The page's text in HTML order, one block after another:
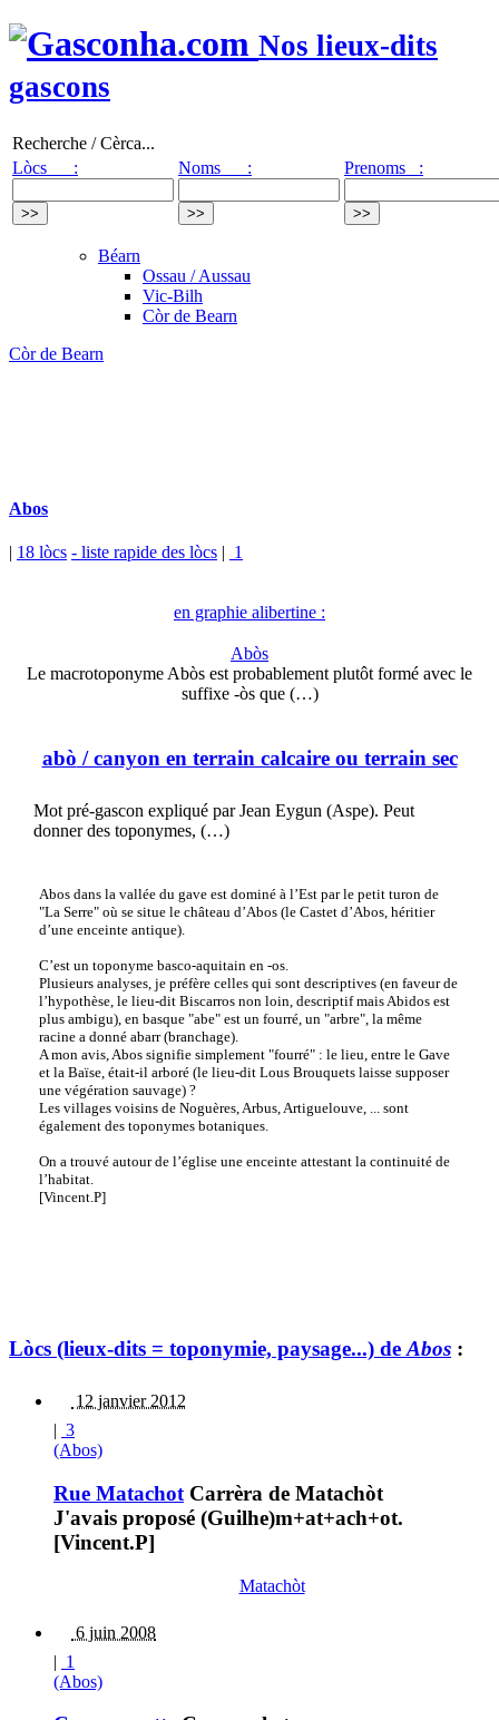
Nos lieux-dits
gascons
Recherche / Cèrca...
Lòcs :
Noms : Prenoms :
Béarn
Ossau / Aussau
Vic-Bilh
Còr de Bearn
Còr de Bearn
Abos
| 18 lòcs - liste rapide des lòcs | 1
en graphie alibertine :
Abòs
Le macrotoponyme Abòs est probablement plutôt formé avec le
suffixe -òs que (…)
abò / canyon en terrain calcaire ou terrain sec
Mot pré-gascon expliqué par Jean Eygun (Aspe). Peut
donner des toponymes, (…)
Abos dans la vallée du gave est dominé à l’Est par le petit turon de
"La Serre" où se situe le château d’Abos (le Castet d’Abos, héritier
d’une enceinte antique).
C’est un toponyme basco-aquitain en -os.
Plusieurs analyses, je préfère celles qui sont descriptives (en faveur de
l’hypothèse, le lieu-dit Biscarros non loin, descriptif mais Abidos est
plus ambigu), en basque "abe" est un fourré, un "arbre", la même
racine a donné abarr (branchage).
A mon avis, Abos signifie simplement "fourré" : le lieu, entre le Gave
et la Baïse, était-il arboré (le lieu-dit Lous Brouquets laisse supposer
une végération sauvage) ?
Les villages voisins de Noguères, Arbus, Artiguelouve, ... sont
également des toponymes botaniques.
On a trouvé autour de l’église une enceinte attestant la continuité de
l’habitat.
[Vincent.P]
Lòcs (lieux-dits = toponymie, paysage...) deAbos :
12 janvier 2012
| 3
(Abos)
Rue Matachot Carrèra de Matachòt
J'avais proposé (Guilhe)m+at+ach+ot.
[Vincent.P]
Matachòt
6 juin 2008
| 1
(Abos)